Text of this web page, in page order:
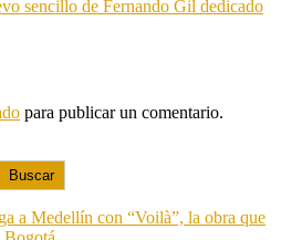
sencillo de Fernando Gil dedicado
para publicar un comentario.
Buscar
a Medellín con “Voilà”, la obra que